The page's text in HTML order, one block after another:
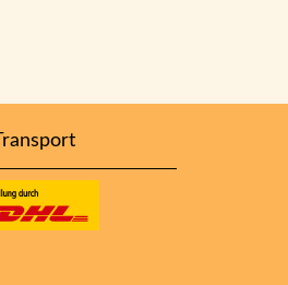
Transport